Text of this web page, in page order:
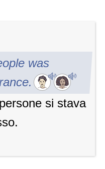
was
si stava